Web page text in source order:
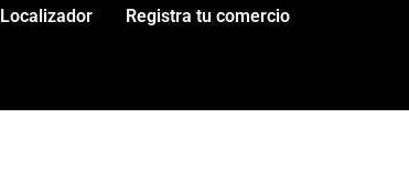
Localizador Registra tu comercio